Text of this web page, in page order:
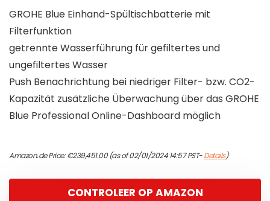
GROHE Blue Einhand-Spültischbatterie mit
Filterfunktion
getrennte Wasserführung für gefiltertes und
ungefiltertes Wasser
Push Benachrichtung bei niedriger Filter- bzw. CO2-
Kapazität zusätzliche Überwachung über das GROHE
Blue Professional Online-Dashboard möglich
Amazon.de Price:€239,451.00(as of 02/01/2024 14:57 PST-Details)
CONTROLEER OP AMAZON